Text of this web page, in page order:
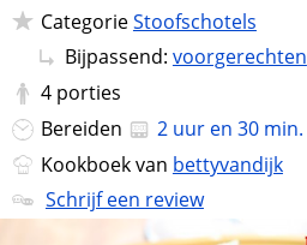
CategorieStoofschotels
Bijpassend: voorgerechten
4 porties
Bereiden
2 uur en 30 min.
Kookboek van bettyvandijk
Schrijf een review